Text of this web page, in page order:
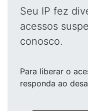
Seu IP fez
acessos
conosco.
Para liberar o
responda ao